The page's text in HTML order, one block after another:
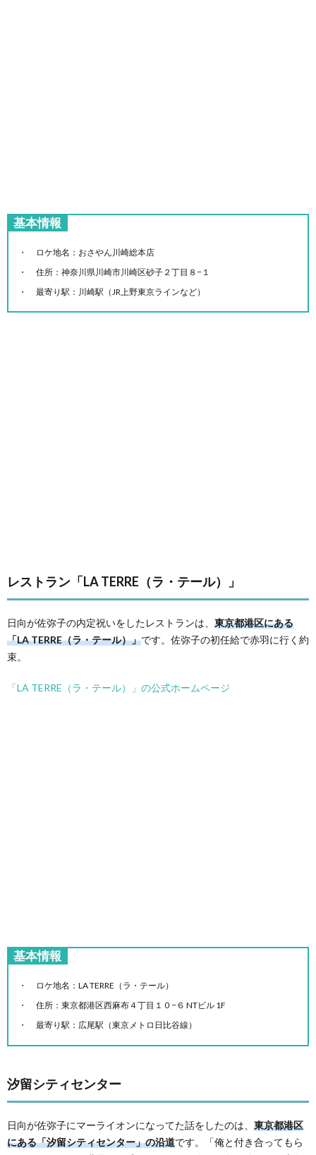
基本情報
ロケ地名：おさやん川崎総本店
住所：神奈川県川崎市川崎区砂子２丁目８−１
最寄り駅：川崎駅（JR上野東京ラインなど）
レストラン「LA TERRE（ラ・テール）」
日向が佐弥子の内定祝いをしたレストランは、 東京都港区にある
「LA TERRE（ラ・テール）」です。佐弥子の初任給で赤羽に行く約
束。
「LA TERRE（ラ・テール）」の公式ホームページ
基本情報
ロケ地名：LA TERRE（ラ・テール）
住所：東京都港区西麻布４丁目１０−６ NTビル 1F
最寄り駅：広尾駅（東京メトロ日比谷線）
汐留シティセンター
日向が佐弥子にマーライオンになってた話をしたのは、 東京都港区
にある「汐留シティセンター」の沿道です。「俺と付き合ってもら